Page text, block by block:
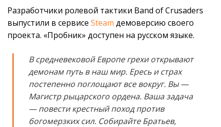
Разработчики ролевой тактики Band of Crusaders
выпустили в сервисе Steam демоверсию своего
проекта. «Пробник» доступен на русском языке.
В средневековой Европе грехи открывают
демонам путь в наш мир. Ересь и страх
постепенно поглощают все вокруг. Вы —
Магистр рыцарского ордена. Ваша задача
— повести крестный поход против
богомерзких сил. Собирайте Братьев,